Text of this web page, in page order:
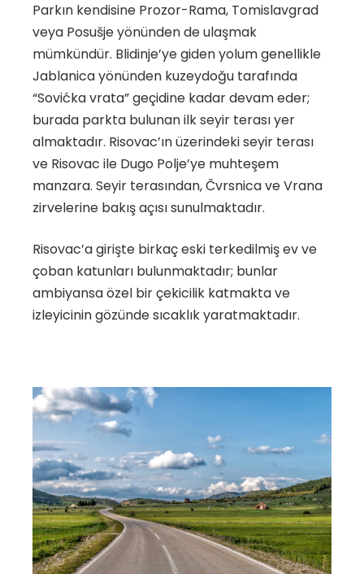
Parkın kendisine Prozor-Rama, Tomislavgrad
veya Posušje yönünden de ulaşmak
mümkündür. Blidinje’ye giden yolum genellikle
Jablanica yönünden kuzeydoğu tarafında
“Sovićka vrata” geçidine kadar devam eder;
burada parkta bulunan ilk seyir terası yer
almaktadır. Risovac’ın üzerindeki seyir terası
ve Risovac ile Dugo Polje’ye muhteşem
manzara. Seyir terasından, Čvrsnica ve Vrana
zirvelerine bakış açısı sunulmaktadır.
Risovac’a girişte birkaç eski terkedilmiş ev ve
çoban katunları bulunmaktadır; bunlar
ambiyansa özel bir çekicilik katmakta ve
izleyicinin gözünde sıcaklık yaratmaktadır.